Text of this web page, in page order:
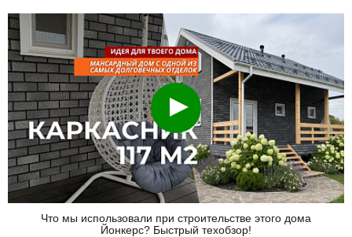
Смотреть
Что мы использовали при строительстве этого дома
Йонкерс? Быстрый техобзор!